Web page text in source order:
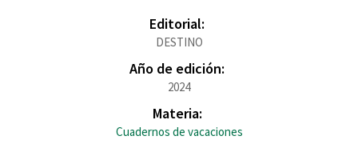
Editorial:
DESTINO
Año de edición:
2024
Materia:
Cuadernos de vacaciones